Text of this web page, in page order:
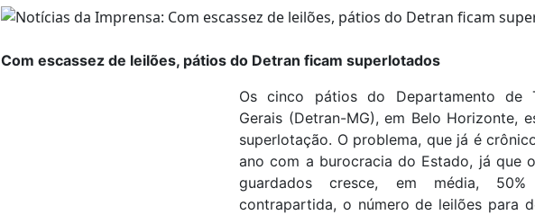
Com escassez de leilões, pátios do Detran ficam superlotados
Os cinco pátios do Departamento de
Gerais (Detran-MG), em Belo Horizonte,
superlotação. O problema, que já é
ano com a burocracia do Estado, já que
guardados cresce, em média, 50%
contrapartida, o número de leilões para